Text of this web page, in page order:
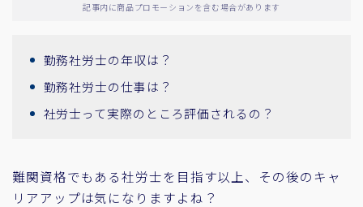
記事内に商品プロモーションを含む場合があります
勤務社労士の年収は？
勤務社労士の仕事は？
社労士って実際のところ評価されるの？
難関資格でもある社労士を目指す以上、その後のキャ
リアアップは気になりますよね？